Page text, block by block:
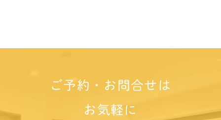
ご予約・お問合せは
お気軽に